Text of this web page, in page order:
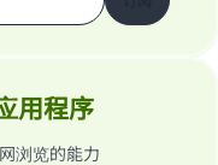
用程序
浏览的能力